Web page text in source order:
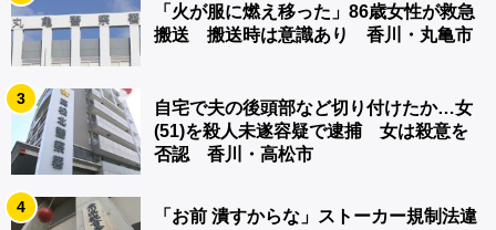
「火が服に燃え移った」86歳女性が救急
搬送 搬送時は意識あり 香川・丸亀市
3
自宅で夫の後頭部など切り付けたか…女
(51)を殺人未遂容疑で逮捕 女は殺意を
否認 香川・高松市
4
「お前 潰すからな」ストーカー規制法違